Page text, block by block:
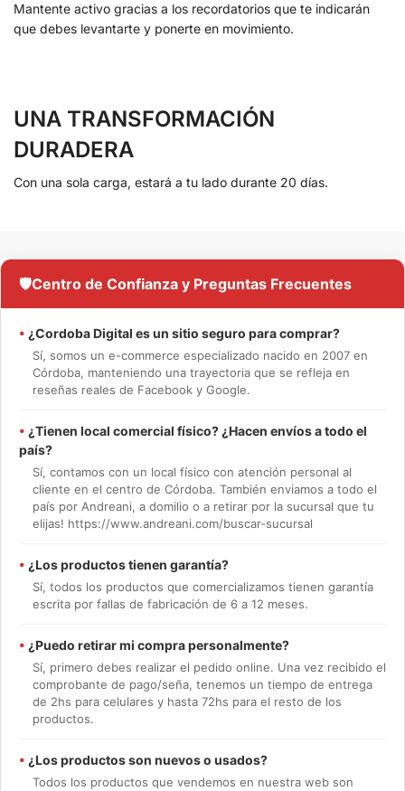
Mantente activo gracias a los recordatorios que te indicarán
que debes levantarte y ponerte en movimiento.
UNA TRANSFORMACIÓN
DURADERA
Con una sola carga, estará a tu lado durante 20 días.
🛡️Centro de Confianza y Preguntas Frecuentes
• ¿Cordoba Digital es un sitio seguro para comprar?
Sí, somos un e-commerce especializado nacido en 2007 en
Córdoba, manteniendo una trayectoria que se refleja en
reseñas reales de Facebook y Google.
• ¿Tienen local comercial físico? ¿Hacen envíos a todo el
país?
Sí, contamos con un local físico con atención personal al
cliente en el centro de Córdoba. También enviamos a todo el
país por Andreani, a domilio o a retirar por la sucursal que tu
elijas! https://www.andreani.com/buscar-sucursal
• ¿Los productos tienen garantía?
Sí, todos los productos que comercializamos tienen garantía
escrita por fallas de fabricación de 6 a 12 meses.
• ¿Puedo retirar mi compra personalmente?
Sí, primero debes realizar el pedido online. Una vez recibido el
comprobante de pago/seña, tenemos un tiempo de entrega
de 2hs para celulares y hasta 72hs para el resto de los
productos.
• ¿Los productos son nuevos o usados?
Todos los productos que vendemos en nuestra web son